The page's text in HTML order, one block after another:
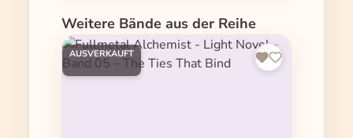
Produktgalerie überspringen
Weitere Bände aus der Reihe
AUSVERKAUFT